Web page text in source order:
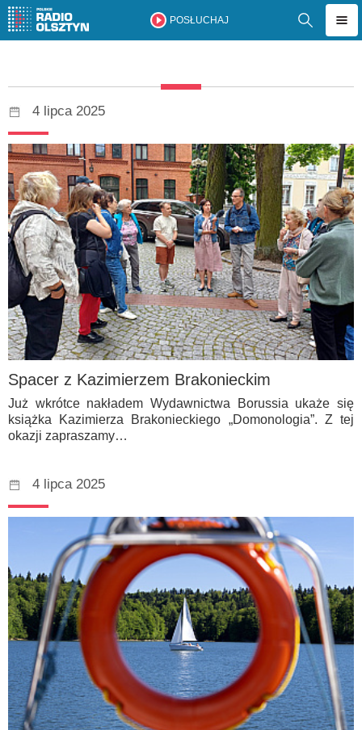
POSŁUCHAJ
4 lipca 2025
Spacer z Kazimierzem Brakonieckim
Już wkrótce nakładem Wydawnictwa Borussia ukaże się
książka Kazimierza Brakonieckiego „Domonologia”. Z tej
okazji zapraszamy…
4 lipca 2025